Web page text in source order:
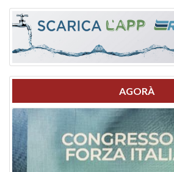
AGORÀ